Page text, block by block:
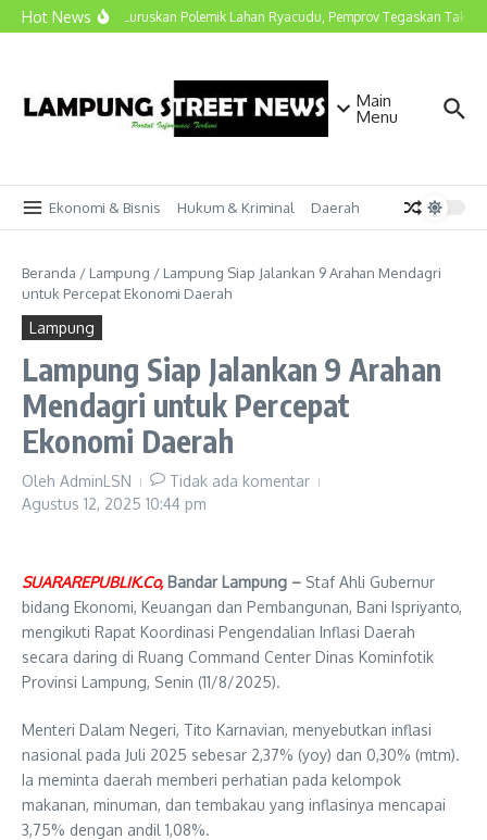
Lewati ke konten
Hot NewsMarindo Luruskan Polemik Lahan Ryacudu, Pemprov Tegaskan Tak
Main
Menu
Ekonomi & Bisnis Hukum & Kriminal Daerah
Beranda / Lampung / Lampung Siap Jalankan 9 Arahan Mendagri
untuk Percepat Ekonomi Daerah
Lampung
Lampung Siap Jalankan 9 Arahan
Mendagri untuk Percepat
Ekonomi Daerah
Oleh AdminLSN
Tidak ada komentar
Agustus 12, 2025 10:44 pm
SUARAREPUBLIK.Co, Bandar Lampung – Staf Ahli Gubernur
bidang Ekonomi, Keuangan dan Pembangunan, Bani Ispriyanto,
mengikuti Rapat Koordinasi Pengendalian Inflasi Daerah
secara daring di Ruang Command Center Dinas Kominfotik
Provinsi Lampung, Senin (11/8/2025).
Menteri Dalam Negeri, Tito Karnavian, menyebutkan inflasi
nasional pada Juli 2025 sebesar 2,37% (yoy) dan 0,30% (mtm).
Ia meminta daerah memberi perhatian pada kelompok
makanan, minuman, dan tembakau yang inflasinya mencapai
3,75% dengan andil 1,08%.